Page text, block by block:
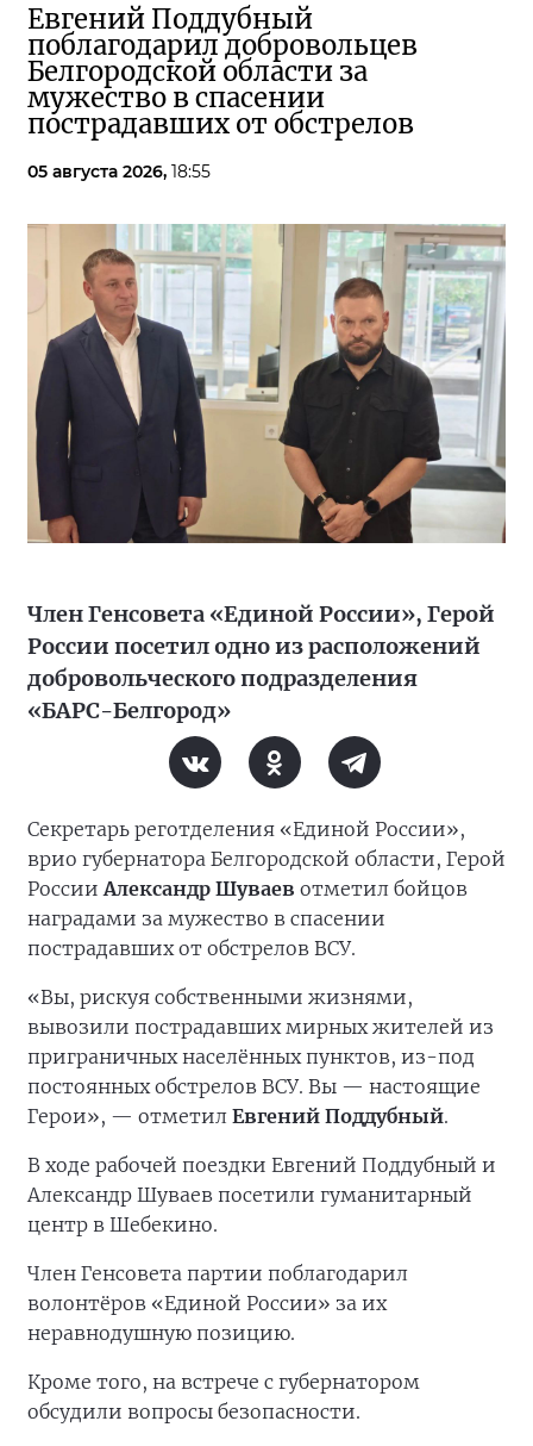
Евгений Поддубный
поблагодарил добровольцев
Белгородской области за
мужество в спасении
пострадавших от обстрелов
05 августа 2026, 18:55
Член Генсовета «Единой России», Герой
России посетил одно из расположений
добровольческого подразделения
«БАРС-Белгород»
Секретарь реготделения «Единой России»,
врио губернатора Белгородской области, Герой
РоссииАлександр Шуваев отметил бойцов
наградами за мужество в спасении
пострадавших от обстрелов ВСУ.
«Вы, рискуя собственными жизнями,
вывозили пострадавших мирных жителей из
приграничных населённых пунктов, из-под
постоянных обстрелов ВСУ. Вы — настоящие
Герои», — отметил Евгений Поддубный.
В ходе рабочей поездки Евгений Поддубный и
Александр Шуваев посетили гуманитарный
центр в Шебекино.
Член Генсовета партии поблагодарил
волонтёров «Единой России» за их
неравнодушную позицию.
Кроме того, на встрече с губернатором
обсудили вопросы безопасности.